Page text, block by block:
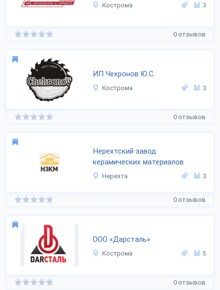
Кострома 3
0 отзывов
ИП Чехронов Ю.С.
Кострома 3
0 отзывов
Нерехтский завод
керамических материалов
Нерехта 3
0 отзывов
ООО «Дарсталь»
Кострома 5
0 отзывов